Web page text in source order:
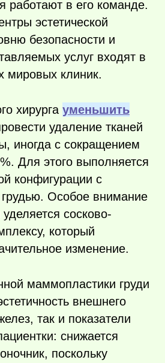
работают в его команде.
эстетической
безопасности и
услуг входят в
мировых клиник.
хирурга уменьшить
удаление тканей
иногда с сокращением
Для этого выполняется
конфигурации с
Особое внимание
сосково-
который
изменение.
маммопластики груди
внешнего
так и показатели
снижается
поскольку